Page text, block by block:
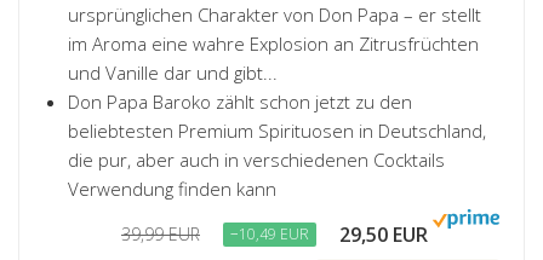
ursprünglichen Charakter von Don Papa – er stellt
im Aroma eine wahre Explosion an Zitrusfrüchten
und Vanille dar und gibt...
Don Papa Baroko zählt schon jetzt zu den
beliebtesten Premium Spirituosen in Deutschland,
die pur, aber auch in verschiedenen Cocktails
Verwendung finden kann
39,99 EUR −10,49 EUR 29,50 EUR